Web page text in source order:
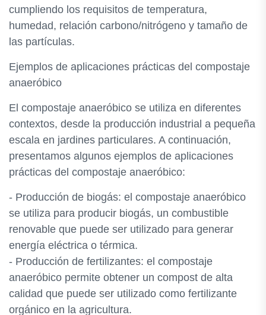
cumpliendo los requisitos de temperatura,
humedad, relación carbono/nitrógeno y tamaño de
las partículas.
Ejemplos de aplicaciones prácticas del compostaje
anaeróbico
El compostaje anaeróbico se utiliza en diferentes
contextos, desde la producción industrial a pequeña
escala en jardines particulares. A continuación,
presentamos algunos ejemplos de aplicaciones
prácticas del compostaje anaeróbico:
- Producción de biogás: el compostaje anaeróbico
se utiliza para producir biogás, un combustible
renovable que puede ser utilizado para generar
energía eléctrica o térmica.
- Producción de fertilizantes: el compostaje
anaeróbico permite obtener un compost de alta
calidad que puede ser utilizado como fertilizante
orgánico en la agricultura.